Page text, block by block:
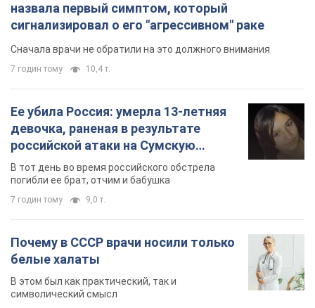
назвала первый симптом, который
сигнализировал о его "агрессивном" раке
Сначала врачи не обратили на это должного внимания
7 годин тому 10,4 т.
Ее убила Россия: умерла 13-летняя
девочка, раненая в результате
российской атаки на Сумскую
область. Фото
В тот день во время российского обстрела
погибли ее брат, отчим и бабушка
7 годин тому 9,0 т.
Почему в СССР врачи носили только
белые халаты
В этом был как практический, так и
символический смысл